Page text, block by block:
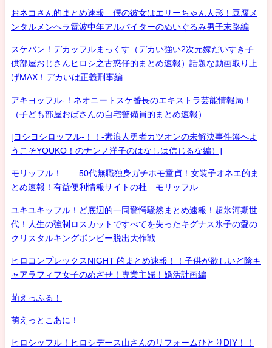
おネコさん的まとめ速報 僕の彼女はエリーちゃん人形！豆腐メ
ンタルメンヘラ電波中年アルバイターのぬいぐるみ男子末路編
スケバン！デカッフルまっくす（デカい強い2次元嫁だいすき子
供部屋おじさんヒロシ之古惑仔的まとめ速報）話題な動画取り上
げMAX！デカいは正義刑事編
アキヨッフル-！ネオニートスケ番長のエキストラ芸能情報局！
（子ども部屋おばさんの自宅警備員的まとめ速報）
[ヨシヨシロッフル-！！-素浪人勇者カツオンの未解決事件簿へよ
うこそYOUKO！のナンノ洋子のはなしは信じるな編）]
モリッフル！ 50代無職独身ガチホモ童貞！女装子オネエ的ま
とめ速報！有益便利情報サイトの杜 モリッフル
ユキユキッフル！ど底辺的一同驚愕騒然まとめ速報！超氷河期世
代！人生の強制ロスカットですべてを失ったキグナス氷子の愛の
クリスタルキングボンビー脱出大作戦
ヒロコンプレックスNIGHT 的まとめ速報！！子供が欲しいど陰キ
ャアラフィフ女子のめざせ！専業主婦！婚活計画編
萌えっふる！
萌えっとこあに！
ヒロシッフル！ヒロシデース山さんのリフォームひとりDIY！！